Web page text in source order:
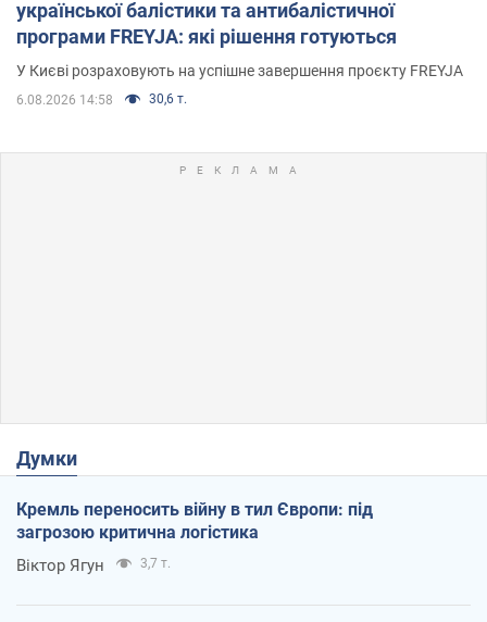
української балістики та антибалістичної
програми FREYJA: які рішення готуються
У Києві розраховують на успішне завершення проєкту FREYJA
6.08.2026 14:58 30,6 т.
Думки
Кремль переносить війну в тил Європи: під
загрозою критична логістика
Віктор Ягун 3,7 т.